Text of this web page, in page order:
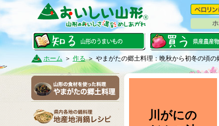
ホーム ＞ 作る＞やまがたの郷土料理：晩秋から初冬の頃
川がにの